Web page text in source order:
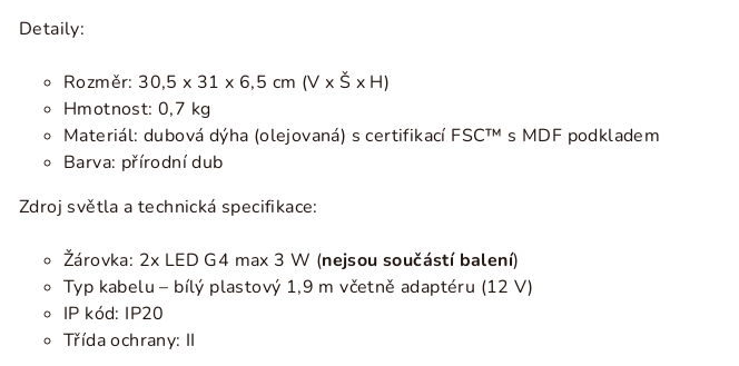
Detaily:
Rozměr: 30,5 x 31 x 6,5 cm (V x Š x H)
Hmotnost: 0,7 kg
Materiál: dubová dýha (olejovaná) s certifikací FSC™ s MDF podkladem
Barva: přírodní dub
Zdroj světla a technická specifikace:
Žárovka: 2x LED G4 max 3 W (nejsou součástí balení)
Typ kabelu – bílý plastový 1,9 m včetně adaptéru (12 V)
IP kód: IP20
Třída ochrany: II